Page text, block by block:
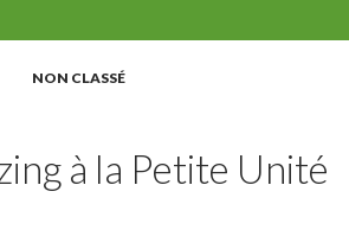
NON CLASSÉ
à la Petite Unité